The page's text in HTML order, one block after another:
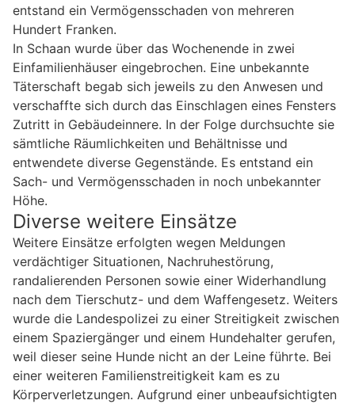
entstand ein Vermögensschaden von mehreren
Hundert Franken.
In Schaan wurde über das Wochenende in zwei
Einfamilienhäuser eingebrochen. Eine unbekannte
Täterschaft begab sich jeweils zu den Anwesen und
verschaffte sich durch das Einschlagen eines Fensters
Zutritt in Gebäudeinnere. In der Folge durchsuchte sie
sämtliche Räumlichkeiten und Behältnisse und
entwendete diverse Gegenstände. Es entstand ein
Sach- und Vermögensschaden in noch unbekannter
Höhe.
Diverse weitere Einsätze
Weitere Einsätze erfolgten wegen Meldungen
verdächtiger Situationen, Nachruhestörung,
randalierenden Personen sowie einer Widerhandlung
nach dem Tierschutz- und dem Waffengesetz. Weiters
wurde die Landespolizei zu einer Streitigkeit zwischen
einem Spaziergänger und einem Hundehalter gerufen,
weil dieser seine Hunde nicht an der Leine führte. Bei
einer weiteren Familienstreitigkeit kam es zu
Körperverletzungen. Aufgrund einer unbeaufsichtigten